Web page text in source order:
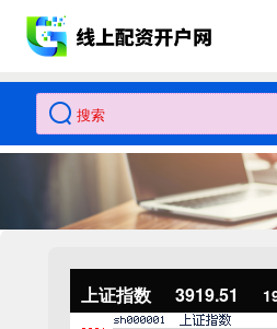
上证指数 3919.51